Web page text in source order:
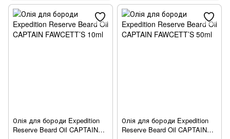
Олія для бороди Expedition
Reserve Beard Oil CAPTAIN
Олія для бороди Expedition
Reserve Beard Oil CAPTAIN